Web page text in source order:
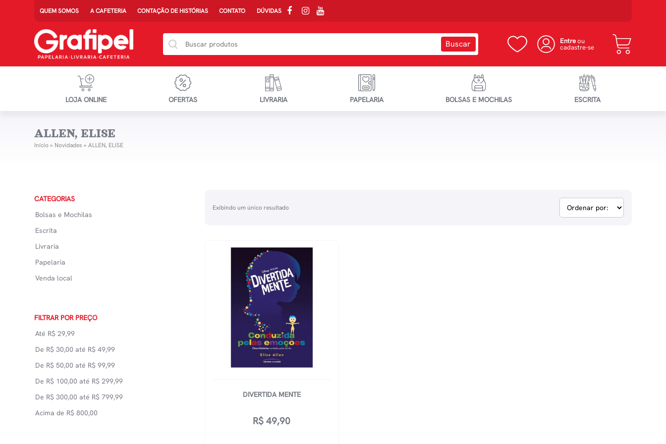
QUEM SOMOS A CAFETERIA CONTAÇÃO DE HISTÓRIAS CONTATO DÚVIDAS
Entreou
cadastre-se
LOJA ONLINE OFERTAS LIVRARIA PAPELARIA BOLSAS E MOCHILAS ESCRITA
ALLEN, ELISE
Início» Novidades » ALLEN, ELISE
CATEGORIAS
Bolsas e Mochilas
Escrita
Livraria
Papelaria
Venda local
FILTRAR POR PREÇO
Até R$ 29,99
De R$ 30,00 até R$ 49,99
De R$ 50,00 até R$ 99,99
De R$ 100,00 até R$ 299,99
De R$ 300,00 até R$ 799,99
Acima de R$ 800,00
Exibindo um único resultado
DIVERTIDA MENTE
R$ 49,90